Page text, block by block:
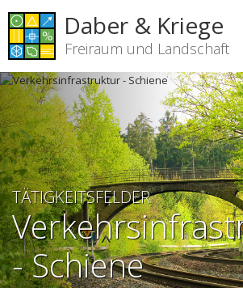
Daber & Kriege
Freiraum und Landschaft
TÄTIGKEITSFELDER
- Schiene